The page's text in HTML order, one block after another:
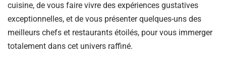
cuisine, de vous faire vivre des expériences gustatives
exceptionnelles, et de vous présenter quelques-uns des
meilleurs chefs et restaurants étoilés, pour vous immerger
totalement dans cet univers raffiné.